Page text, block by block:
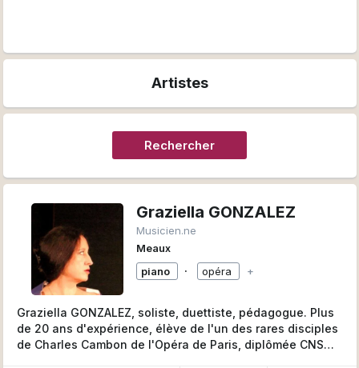
Artistes
Rechercher
Graziella GONZALEZ
Musicien.ne
Meaux
piano
∙ opéra +
Graziella GONZALEZ, soliste, duettiste, pédagogue. Plus
de 20 ans d'expérience, élève de l'un des rares disciples
de Charles Cambon de l'Opéra de Paris, diplômée CNSM